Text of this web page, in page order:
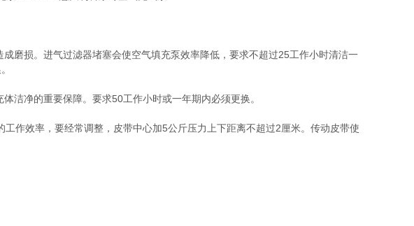
磨损。进气过滤器堵塞会使空气填充泵效率降低，要求不超过25工作小时清洁一
洁净的重要保障。要求50工作小时或一年期内必须更换。
作效率，要经常调整，皮带中心加5公斤压力上下距离不超过2厘米。传动皮带使